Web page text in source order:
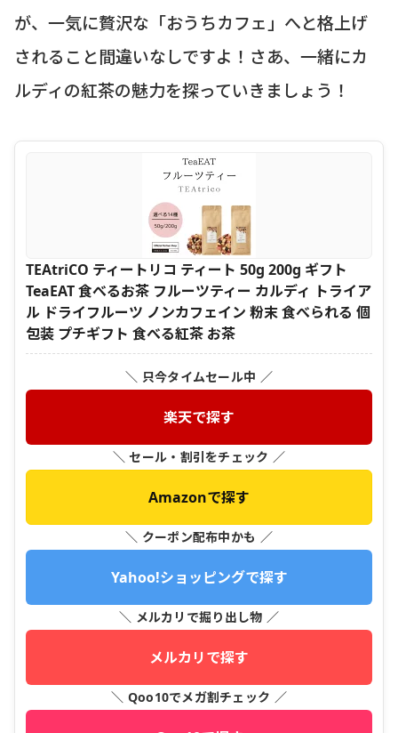
が、一気に贅沢な「おうちカフェ」へと格上げ
されること間違いなしですよ！さあ、一緒にカ
ルディの紅茶の魅力を探っていきましょう！
TEAtriCO ティートリコ ティート 50g 200g ギフト
TeaEAT 食べるお茶 フルーツティー カルディ トライア
ル ドライフルーツ ノンカフェイン 粉末 食べられる 個
包装 プチギフト 食べる紅茶 お茶
＼ 只今タイムセール中 ／
楽天で探す
＼ セール・割引をチェック ／
Amazonで探す
＼ クーポン配布中かも ／
Yahoo!ショッピングで探す
＼ メルカリで掘り出し物 ／
メルカリで探す
＼ Qoo10でメガ割チェック ／